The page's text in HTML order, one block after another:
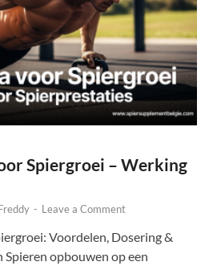
Spiergroei – Werking
- Leave a Comment
Voordelen, Dosering &
opbouwen op een